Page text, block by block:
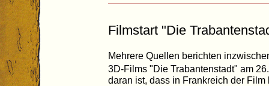
Filmstart "Die
Mehrere Quellen berichten
3D-Films "Die Trabantenstadt" am
daran ist, dass in Frankreich der